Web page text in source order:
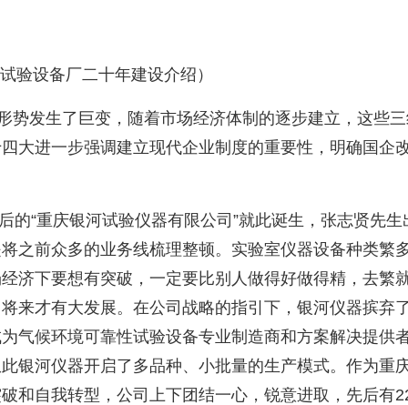
验设备厂二十年建设介绍）
势发生了巨变，随着市场经济体制的逐步建立，这些
大进一步强调建立现代企业制度的重要性，明确国企
的“重庆银河试验仪器有限公司 ”就此诞生，张志贤先生
之前众多的业务线梳理整顿。实验室仪器设备种类繁多
济下要想有突破，一定要比别人做得好做得精，去繁
来才有大发展。在公司战略的指引下，银河仪器摈弃
气候环境可靠性试验设备专业制造商和方案解决提供者
银河仪器开启了多品种、小批量的生产模式。作为重
和自我转型，公司上下团结一心，锐意进取，先后有